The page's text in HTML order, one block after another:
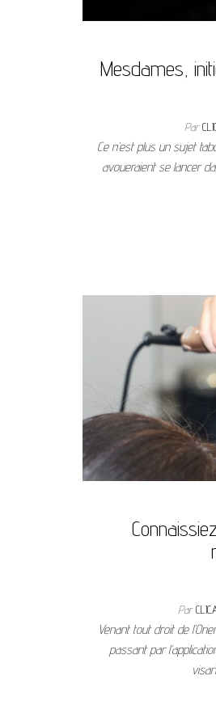
Mesdames,
Par
Ce n’est plus un sujet
avoueraient se lancer
Par
Venant tout droit de
passant par